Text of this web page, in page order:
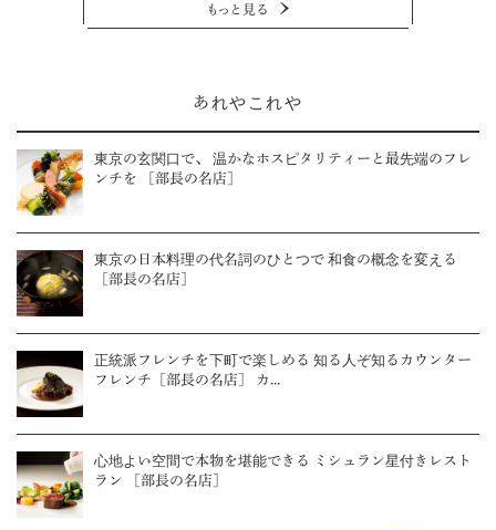
もっと見る
あれやこれや
東京の玄関口で、 温かなホスピタリティーと最先端のフレ
ンチを ［部長の名店］
東京の日本料理の代名詞のひとつで 和食の概念を変える
［部長の名店］
正統派フレンチを下町で楽しめる 知る人ぞ知るカウンター
フレンチ［部長の名店］ カ...
心地よい空間で本物を堪能できる ミシュラン星付きレスト
ラン ［部長の名店］